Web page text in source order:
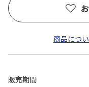
商品につ
販売期間